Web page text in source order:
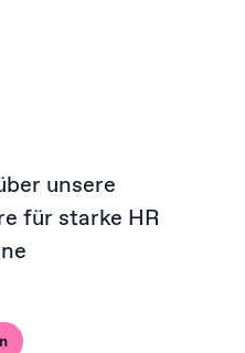
unsere
für starke HR